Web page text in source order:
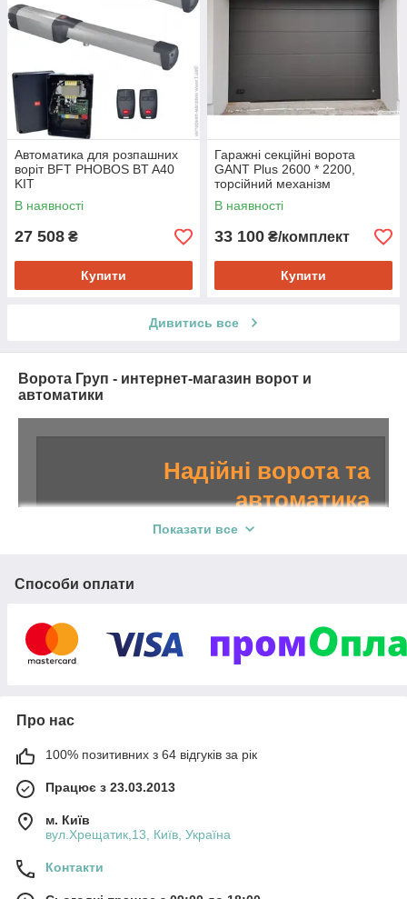
Автоматика для розпашних
воріт BFT PHOBOS BT A40
KIT
В наявності
27 508 ₴
Купити
Гаражні секційні ворота
GANT Plus 2600 * 2200,
торсійний механізм
В наявності
33 100 ₴/комплект
Купити
Дивитись все
Ворота Груп - интернет-магазин ворот и
автоматики
Надійні ворота та
автоматика
Більше10
Ryterna і інших брендів. Гарантія якості
Вивчити асортимент
Спеціальні пропозиції
Неперевершена
якість і офіційна
відомого
Показати все
Способи оплати
Про нас
100% позитивних з 64 відгуків за рік
Працює з 23.03.2013
м. Київ
вул.Хрещатик,13, Київ, Україна
Контакти